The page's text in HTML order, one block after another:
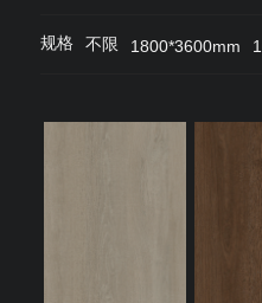
规格 不限 1800*3600mm